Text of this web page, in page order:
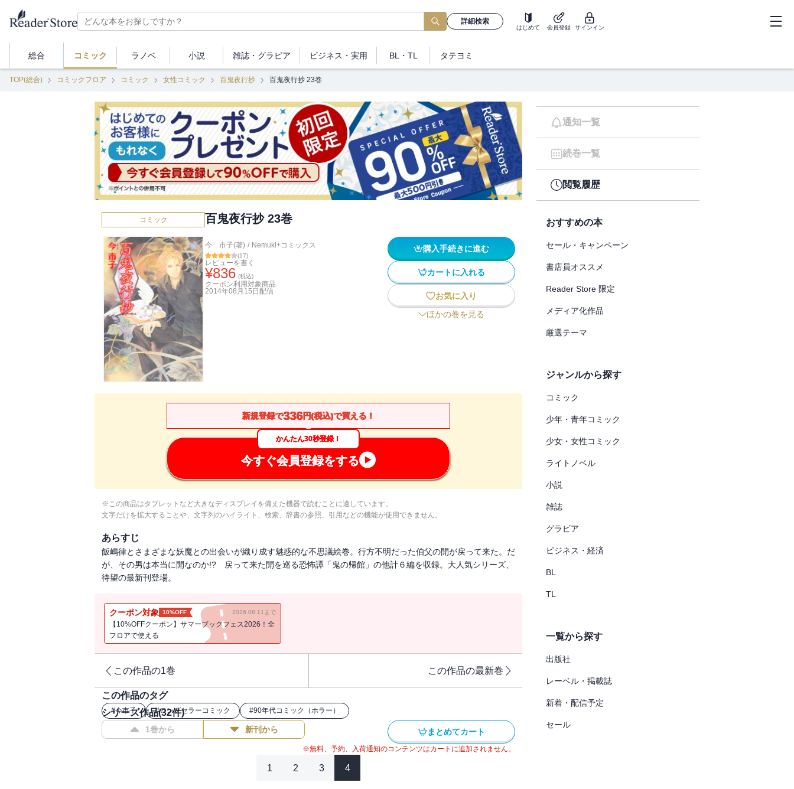
詳細検索
はじめて 会員登録 サインイン
総合 コミック ラノベ 小説 雑誌・ グラビア ビジネス ・実用 BL・TL タテヨミ
TOP(総合) コミックフロア コミック 女性コミック 百鬼夜行抄 百鬼夜行抄 23巻
コミック 百鬼夜行抄 23巻
今 市子(著) / Nemuki+コミックス
(17)
レビューを書く
¥836 (税込)
クーポン利用対象商品
2014年08月15日 配信
購入手続きに進む
カートに入れる
お気に入り
ほかの巻を見る
新規登録で336円(税込)で買える！
かんたん30秒登録！
今すぐ会員登録をする
※この商品はタブレットなど大きなディスプレイを備えた機器で読むことに適しています。
文字だけを拡大することや、文字列のハイライト、検索、辞書の参照、引用などの機能が使用できません。
あらすじ
飯嶋律とさまざまな妖魔との出会いが織り成す魅惑的な不思議絵巻。行方不明だった伯父の開が戻って来た。だ
が、その男は本当に開なのか!? 戻って来た開を巡る恐怖譚「鬼の帰館」の他計６編を収録。大人気シリーズ、
待望の最新刊登場。
クーポン対象 10%OFF 2026.08.11まで
【10%OFFクーポン】サマーブックフェス2026！全
フロアで使える
この作品の1巻 この作品の最新巻
この作品のタグ
#今市子 #ロングセラーコミック #90年代コミック（ホラー）
シリーズ作品(32件)
1巻から 新刊から まとめてカート
※無料、予約、入荷通知のコンテンツはカートに追加されません。
1 2 3 4
通知一覧
続巻一覧
閲覧履歴
おすすめの本
セール・キャンペーン
書店員オススメ
Reader Store 限定
メディア化作品
厳選テーマ
ジャンルから探す
コミック
少年・青年コミック
少女・女性コミック
ライトノベル
小説
雑誌
グラビア
ビジネス・経済
BL
TL
一覧から探す
出版社
レーベル・掲載誌
新着・配信予定
セール